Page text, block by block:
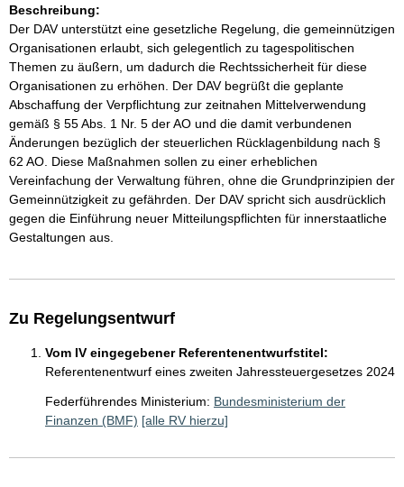
Beschreibung:
Der DAV unterstützt eine gesetzliche Regelung, die gemeinnützigen
Organisationen erlaubt, sich gelegentlich zu tagespolitischen
Themen zu äußern, um dadurch die Rechtssicherheit für diese
Organisationen zu erhöhen. Der DAV begrüßt die geplante
Abschaffung der Verpflichtung zur zeitnahen Mittelverwendung
gemäß § 55 Abs. 1 Nr. 5 der AO und die damit verbundenen
Änderungen bezüglich der steuerlichen Rücklagenbildung nach §
62 AO. Diese Maßnahmen sollen zu einer erheblichen
Vereinfachung der Verwaltung führen, ohne die Grundprinzipien der
Gemeinnützigkeit zu gefährden. Der DAV spricht sich ausdrücklich
gegen die Einführung neuer Mitteilungspflichten für innerstaatliche
Gestaltungen aus.
Zu Regelungsentwurf
Vom IV eingegebener Referentenentwurfstitel:
Referentenentwurf eines zweiten Jahressteuergesetzes 2024
Federführendes Ministerium: Bundesministerium der
Finanzen (BMF) [alle RV hierzu]